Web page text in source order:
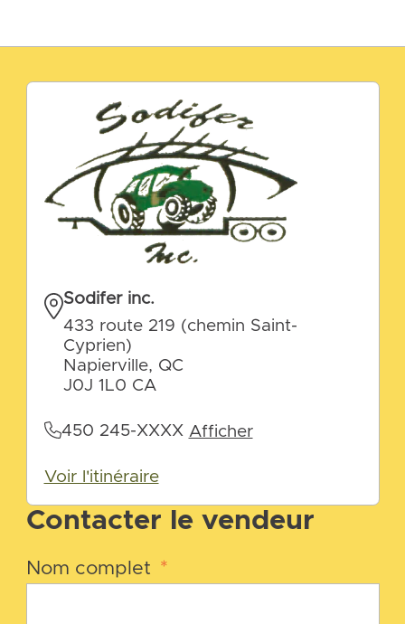
Contacter le vendeur
Nom complet *
Sodifer inc.
433 route 219 (chemin Saint-
Cyprien)
Napierville, QC
J0J 1L0 CA
450 245-XXXX Afficher
Voir l'itinéraire